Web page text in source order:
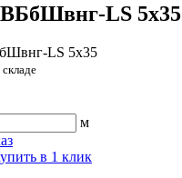
LS 5х35
м
в 1 клик